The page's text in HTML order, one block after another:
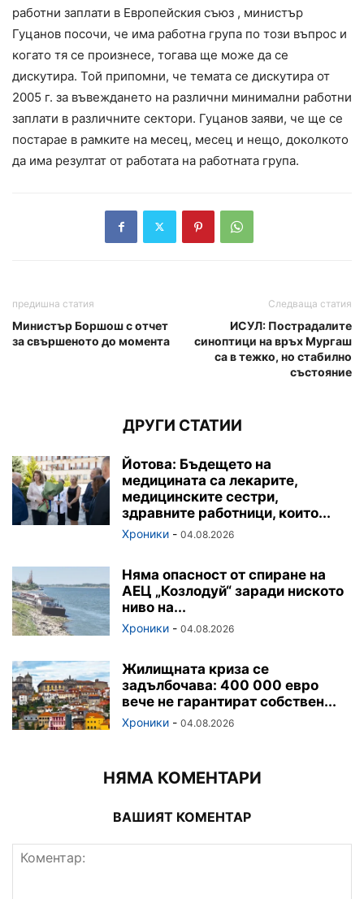
работни заплати в Европейския съюз , министър
Гуцанов посочи, че има работна група по този въпрос и
когато тя се произнесе, тогава ще може да се
дискутира. Той припомни, че темата се дискутира от
2005 г. за въвеждането на различни минимални работни
заплати в различните сектори. Гуцанов заяви, че ще се
постарае в рамките на месец, месец и нещо, доколкото
да има резултат от работата на работната група.
предишна статия
Министър Боршош с отчет
за свършеното до момента
Следваща статия
ИСУЛ: Пострадалите
синоптици на връх Мургаш
са в тежко, но стабилно
състояние
ДРУГИ СТАТИИ
Йотова: Бъдещето на
медицината са лекарите,
медицинските сестри,
здравните работници, които...
Хроники - 04.08.2026
Няма опасност от спиране на
АЕЦ „Козлодуй“ заради ниското
ниво на...
Хроники - 04.08.2026
Жилищната криза се
задълбочава: 400 000 евро
вече не гарантират собствен...
Хроники - 04.08.2026
НЯМА КОМЕНТАРИ
ВАШИЯТ КОМЕНТАР